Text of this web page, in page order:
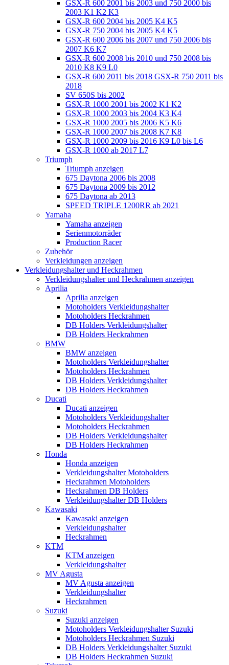
GSX-R 600 2001 bis 2003 und 750 2000 bis
2003 K1 K2 K3
GSX-R 600 2004 bis 2005 K4 K5
GSX-R 750 2004 bis 2005 K4 K5
GSX-R 600 2006 bis 2007 und 750 2006 bis
2007 K6 K7
GSX-R 600 2008 bis 2010 und 750 2008 bis
2010 K8 K9 L0
GSX-R 600 2011 bis 2018 GSX-R 750 2011 bis
2018
SV 650S bis 2002
GSX-R 1000 2001 bis 2002 K1 K2
GSX-R 1000 2003 bis 2004 K3 K4
GSX-R 1000 2005 bis 2006 K5 K6
GSX-R 1000 2007 bis 2008 K7 K8
GSX-R 1000 2009 bis 2016 K9 L0 bis L6
GSX-R 1000 ab 2017 L7
Triumph
Triumph anzeigen
675 Daytona 2006 bis 2008
675 Daytona 2009 bis 2012
675 Daytona ab 2013
SPEED TRIPLE 1200RR ab 2021
Yamaha
Yamaha anzeigen
Serienmotorräder
Production Racer
Zubehör
Verkleidungen anzeigen
Verkleidungshalter und Heckrahmen
Verkleidungshalter und Heckrahmen anzeigen
Aprilia
Aprilia anzeigen
Motoholders Verkleidungshalter
Motoholders Heckrahmen
DB Holders Verkleidungshalter
DB Holders Heckrahmen
BMW
BMW anzeigen
Motoholders Verkleidungshalter
Motoholders Heckrahmen
DB Holders Verkleidungshalter
DB Holders Heckrahmen
Ducati
Ducati anzeigen
Motoholders Verkleidungshalter
Motoholders Heckrahmen
DB Holders Verkleidungshalter
DB Holders Heckrahmen
Honda
Honda anzeigen
Verkleidungshalter Motoholders
Heckrahmen Motoholders
Heckrahmen DB Holders
Verkleidungshalter DB Holders
Kawasaki
Kawasaki anzeigen
Verkleidungshalter
Heckrahmen
KTM
KTM anzeigen
Verkleidungshalter
MV Agusta
MV Agusta anzeigen
Verkleidungshalter
Heckrahmen
Suzuki
Suzuki anzeigen
Motoholders Verkleidungshalter Suzuki
Motoholders Heckrahmen Suzuki
DB Holders Verkleidungshalter Suzuki
DB Holders Heckrahmen Suzuki